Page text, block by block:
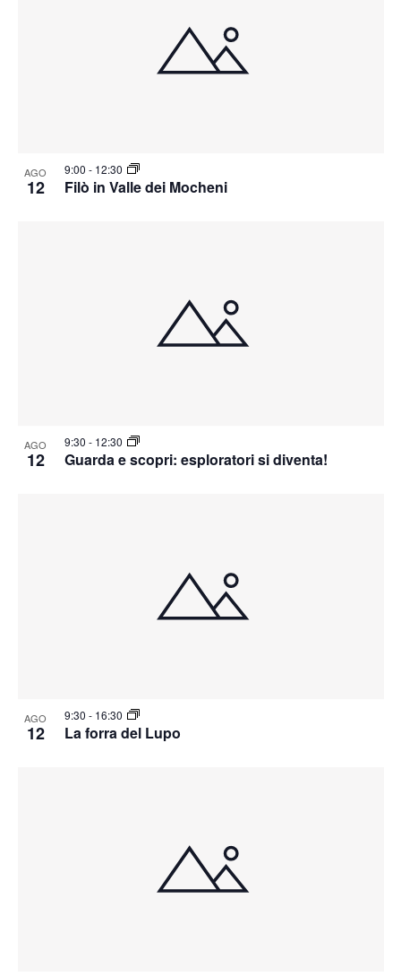
AGO
12 Filò in Valle dei Mocheni
9:00 - 12:30
AGO
12 Guarda e scopri: esploratori si diventa!
9:30 - 12:30
AGO
12 La forra del Lupo
9:30 - 16:30